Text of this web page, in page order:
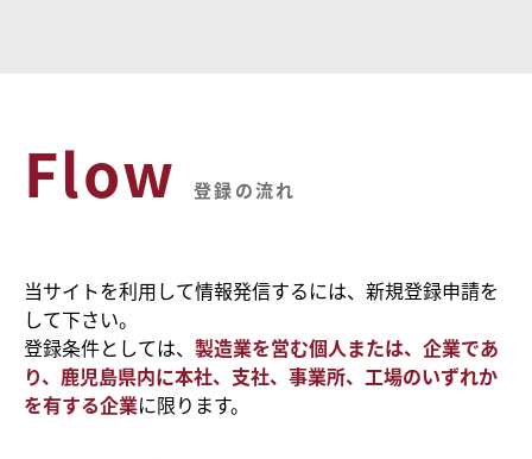
Flow 登録の流れ
当サイトを利用して情報発信するには、新規登録申請を
して下さい。
登録条件としては、 製造業を営む個人または、企業であ
り、鹿児島県内に本社、支社、事業所、工場のいずれか
を有する企業に限ります。